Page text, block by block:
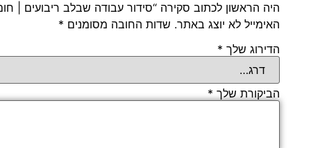
היה הראשון לכתוב סקירה “סידור עבודה שבלב ריבועים |
האימייל לא יוצג באתר. שדות החובה מסומנים *
הדירוג שלך *
הביקורת שלך *